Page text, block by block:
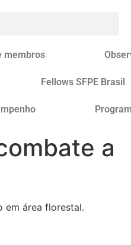
membros
Fellows SFPE Brasil
a
em área florestal.